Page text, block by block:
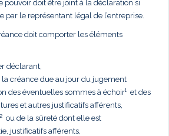
pouvoir doit être joint à la déclaration si
par le représentant légal de l’entreprise.
doit comporter les éléments
déclarant,
créance due au jour du jugement
des éventuelles sommes à échoir¹ et des
et autres justificatifs afférents,
ou de la sûreté dont elle est
justificatifs afférents,